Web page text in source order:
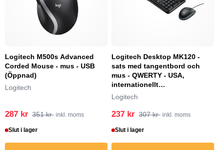
Logitech M500s Advanced
Corded Mouse - mus - USB
(Öppnad)
Logitech
287 kr 351 kr inkl. moms
Slut i lager
Logitech Desktop MK120 -
sats med tangentbord och
mus - QWERTY - USA,
internationellt
Inmatningsenhet
Logitech
237 kr 307 kr inkl. moms
Slut i lager